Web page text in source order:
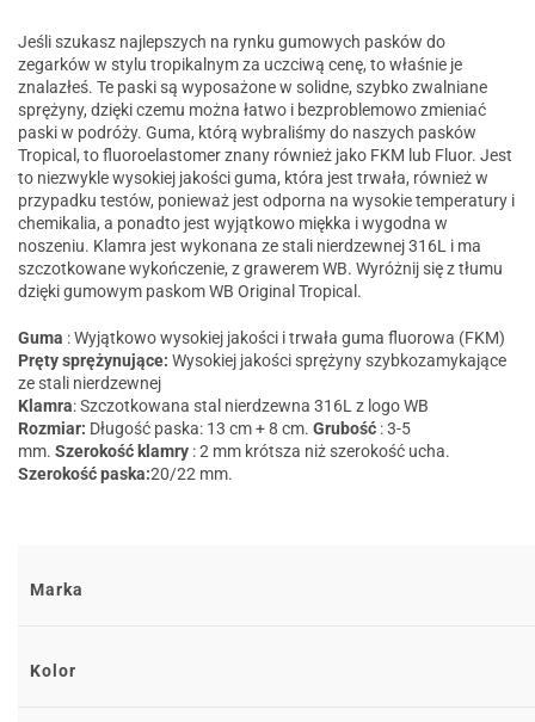
Jeśli szukasz najlepszych na rynku gumowych pasków do
zegarków w stylu tropikalnym za uczciwą cenę, to właśnie je
znalazłeś. Te paski są wyposażone w solidne, szybko zwalniane
sprężyny, dzięki czemu można łatwo i bezproblemowo zmieniać
paski w podróży. Guma, którą wybraliśmy do naszych pasków
Tropical, to fluoroelastomer znany również jako FKM lub Fluor. Jest
to niezwykle wysokiej jakości guma, która jest trwała, również w
przypadku testów, ponieważ jest odporna na wysokie temperatury i
chemikalia, a ponadto jest wyjątkowo miękka i wygodna w
noszeniu. Klamra jest wykonana ze stali nierdzewnej 316L i ma
szczotkowane wykończenie, z grawerem WB. Wyróżnij się z tłumu
dzięki gumowym paskom WB Original Tropical.
Guma : Wyjątkowo wysokiej jakości i trwała guma fluorowa (FKM)
Pręty sprężynujące: Wysokiej jakości sprężyny szybkozamykające
ze stali nierdzewnej
Klamra:Szczotkowana stal nierdzewna 316L z logo WB
Rozmiar: Długość paska: 13 cm + 8 cm. Grubość : 3-5
mm. Szerokość klamry : 2 mm krótsza niż szerokość ucha.
Szerokość paska:20/22 mm.
Marka
Kolor